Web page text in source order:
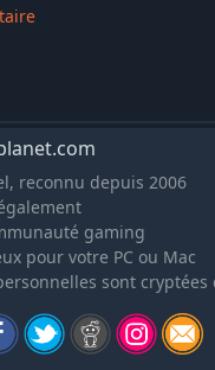
reconnu depuis 2006
gaming
pour votre PC ou Mac
sont